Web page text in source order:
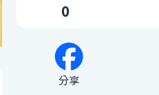
0
分享